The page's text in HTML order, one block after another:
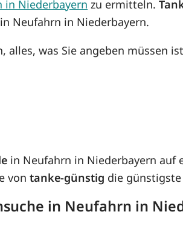
in Niederbayern zu ermitteln.
Neufahrn in Niederbayern.
alles, was Sie angeben müssen
in Neufahrn in Niederbayern auf
vontanke-günstig die
in Neufahrn in